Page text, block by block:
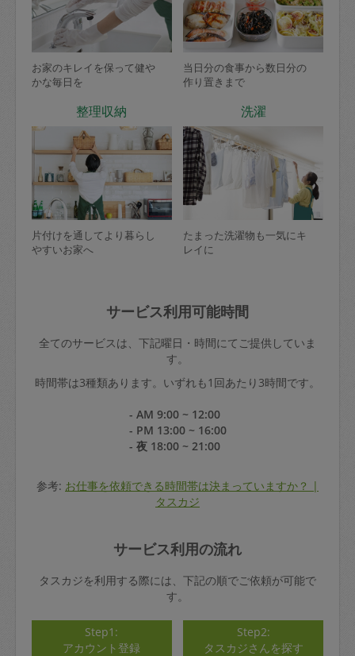
お家のキレイを保って健や
かな毎日を
当日分の食事から数日分の
作り置きまで
整理収納
片付けを通してより暮らし
やすいお家へ
洗濯
たまった洗濯物も一気にキ
レイに
サービス利用可能時間
全てのサービスは、下記曜日・時間にてご提供していま
す。
時間帯は3種類あります。いずれも1回あたり3時間です。
- AM 9:00 ~ 12:00
- PM 13:00 ~ 16:00
- 夜 18:00 ~ 21:00
参考: お仕事を依頼できる時間帯は決まっていますか？ |
タスカジ
サービス利用の流れ
タスカジを利用する際には、下記の順でご依頼が可能で
す。
Step1:
アカウント登録
Step2:
タスカジさんを探す